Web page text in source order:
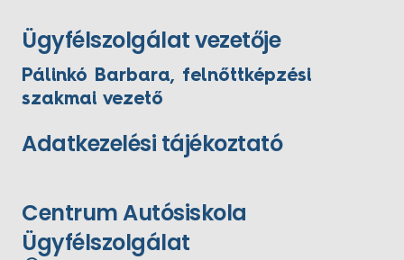
Ügyfélszolgálat vezetője
Pálinkó Barbara, felnőttképzési
szakmai vezető
Adatkezelési tájékoztató
Centrum Autósiskola
Ügyfélszolgálat